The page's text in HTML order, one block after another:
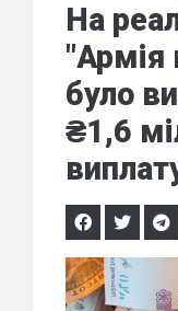
На
"Армія
було
₴1,6